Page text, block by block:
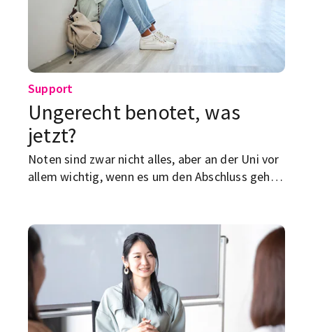
Support
Ungerecht benotet, was
jetzt?
Noten sind zwar nicht alles, aber an der Uni vor
allem wichtig, wenn es um den Abschluss geht.